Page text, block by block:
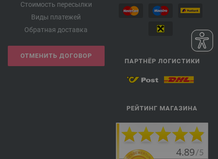
Стоимость пересылки
Виды платежей
Обратная доставка
ОТМЕНИТЬ ДОГОВОР
ПАРТНЁР ЛОГИСТИКИ
РЕЙТИНГ МАГАЗИНА